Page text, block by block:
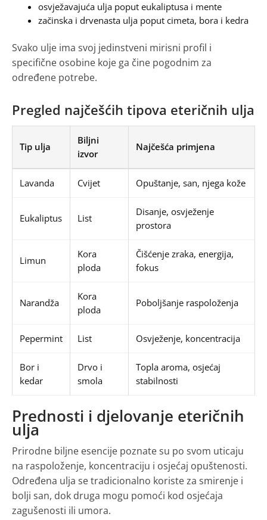
osvježavajuća ulja poput eukaliptusa i mente
začinska i drvenasta ulja poput cimeta, bora i kedra
Svako ulje ima svoj jedinstveni mirisni profil i
specifične osobine koje ga čine pogodnim za
određene potrebe.
Pregled najčešćih tipova eteričnih ulja
Tip ulja
Biljni
izvor
Najčešća primjena
Lavanda Cvijet Opuštanje, san, njega kože
Eukaliptus List
Disanje, osvježenje
prostora
Limun
Kora
ploda
Čišćenje zraka, energija,
fokus
Narandža
Kora
ploda
Poboljšanje raspoloženja
Pepermint List Osvježenje, koncentracija
Bor i
kedar
Drvo i
smola
Topla aroma, osjećaj
stabilnosti
Prednosti i djelovanje eteričnih
ulja
Prirodne biljne esencije poznate su po svom uticaju
na raspoloženje, koncentraciju i osjećaj opuštenosti.
Određena ulja se tradicionalno koriste za smirenje i
bolji san, dok druga mogu pomoći kod osjećaja
zagušenosti ili umora.